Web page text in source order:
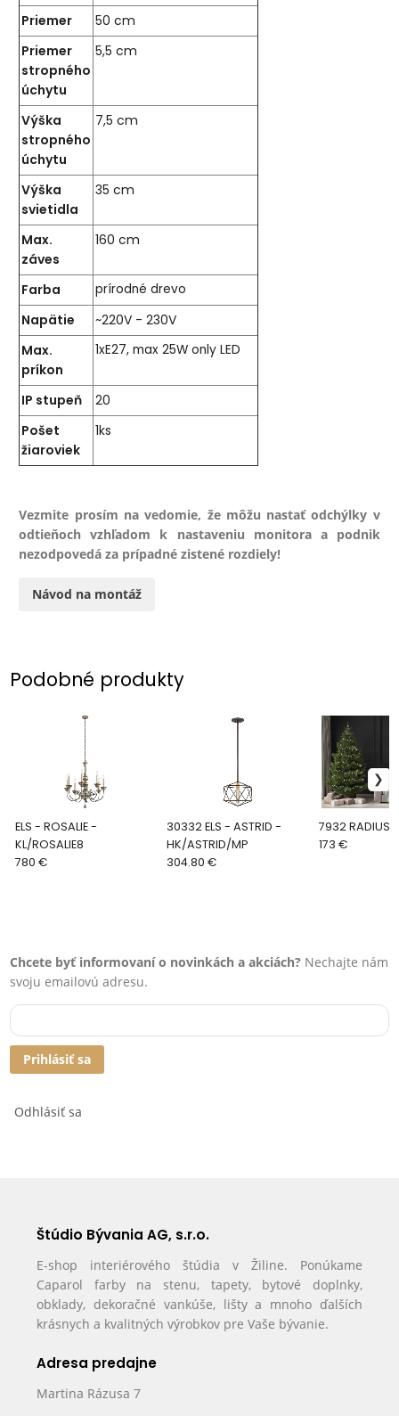
Priemer
50 cm
Priemer
stropného
úchytu
5,5 cm
Výška
stropného
úchytu
7,5 cm
Výška
svietidla
35 cm
Max.
záves
160 cm
Farba prírodné drevo
Napätie
~220V - 230V
Max.
príkon
1xE27, max 25W only LED
IP stupeň
20
Pošet
žiaroviek
1ks
Vezmite prosím na vedomie, že môžu nastať odchýlky v
odtieňoch vzhľadom k nastaveniu monitora a podnik
nezodpovedá za prípadné zistené rozdiely!
Návod na montáž
Podobné produkty
ELS - ROSALIE -
KL/ROSALIE8
780 €
30332 ELS - ASTRID -
HK/ASTRID/MP
304.80 €
7932 RADIUS
173 €
Chcete byť informovaní o novinkách a akciách? Nechajte nám
svoju emailovú adresu.
Prihlásiť sa
Odhlásiť sa
Štúdio Bývania AG, s.r.o.
E-shop interiérového štúdia v Žiline. Ponúkame
Caparol farby na stenu, tapety, bytové doplnky,
obklady, dekoračné vankúše, lišty a mnoho ďalších
krásnych a kvalitných výrobkov pre Vaše bývanie.
Adresa predajne
Martina Rázusa 7